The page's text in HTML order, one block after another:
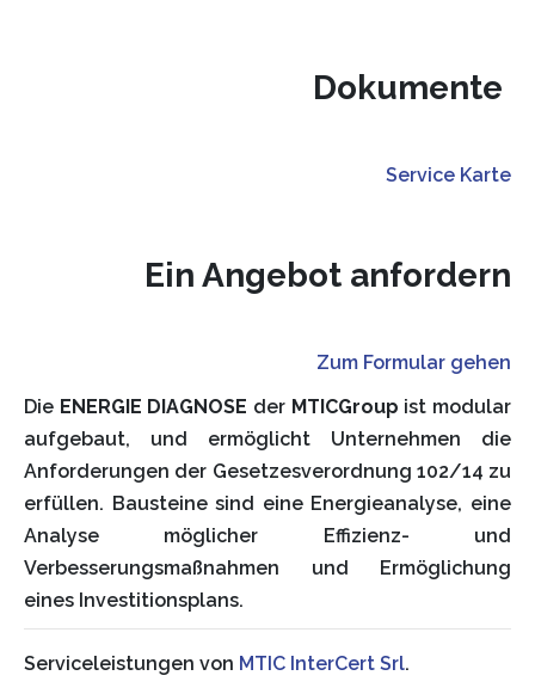
Dokumente
Service Karte
Ein Angebot anfordern
Zum Formular gehen
Die ENERGIE DIAGNOSE der MTICGroup ist modular
aufgebaut, und ermöglicht Unternehmen die
Anforderungen der Gesetzesverordnung 102/14 zu
erfüllen. Bausteine sind eine Energieanalyse, eine
Analyse möglicher Effizienz- und
Verbesserungsmaßnahmen und Ermöglichung
eines Investitionsplans.
Serviceleistungen von MTIC InterCert Srl.